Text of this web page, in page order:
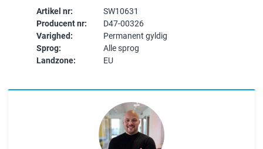
Artikel nr:
SW10631
Producent nr:
D47-00326
Varighed:
Permanent gyldig
Sprog:
Alle sprog
Landzone:
EU